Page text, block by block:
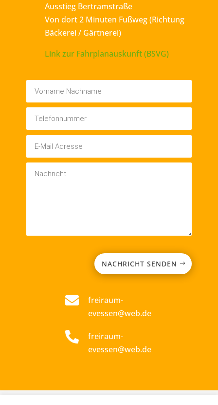
Ausstieg Bertramstraße
Von dort 2 Minuten Fußweg (Richtung
Bäckerei / Gärtnerei)
Link zur Fahrplanauskunft (BSVG)
NACHRICHT SENDEN

freiraum-
evessen@web.de

freiraum-
evessen@web.de